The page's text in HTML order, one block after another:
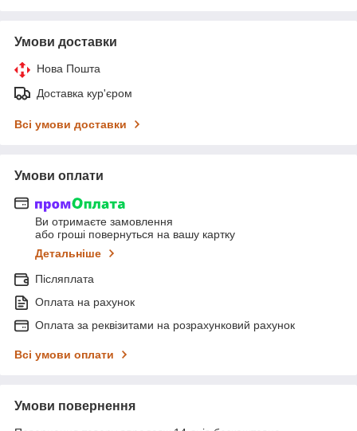
Умови доставки
Нова Пошта
Доставка кур'єром
Всі умови доставки
Умови оплати
Ви отримаєте замовлення
або гроші повернуться на вашу картку
Детальніше
Післяплата
Оплата на рахунок
Оплата за реквізитами на розрахунковий рахунок
Всі умови оплати
Умови повернення